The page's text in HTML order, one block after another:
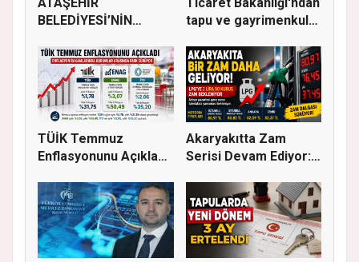
BELEDİYESİ’NİN
DEST...
tapu ve gayrimenkul
TÜİK Temmuz
Enflasyonunu Açıkladı:
Akaryakıtta Zam
Serisi Devam Ediyor: